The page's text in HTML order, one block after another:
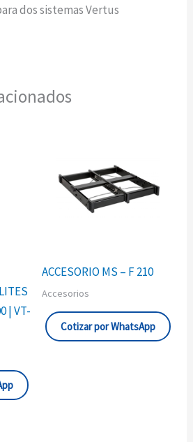
dos sistemas Vertus
| VT-
ACCESORIO MS – F 210
Accesorios
Cotizar por WhatsApp